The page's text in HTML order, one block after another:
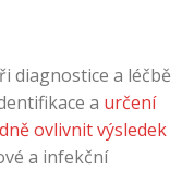
diagnostice a léčbě
a určení
ovlivnit výsledek
a infekční